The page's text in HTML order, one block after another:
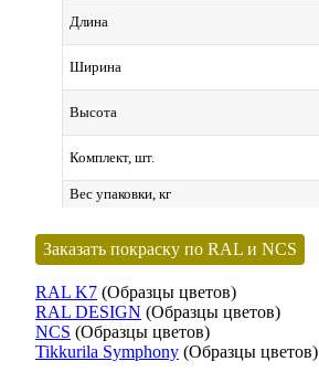
Длина
Ширина
Высота
Комплект, шт.
Вес упаковки, кг
Заказать покраску по RAL и NCS
RAL K7 (Образцы цветов)
RAL DESIGN (Образцы цветов)
NCS (Образцы цветов)
Tikkurila Symphony (Образцы цветов)